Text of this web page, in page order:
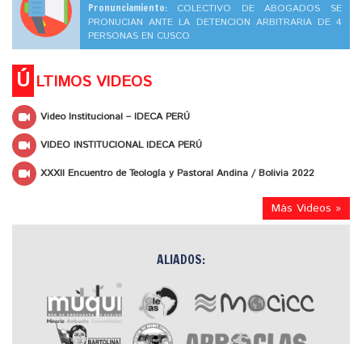
Pronunciamiento: COLECTIVO DE ABOGADOS SE
PRONUCIAN ANTE LA DETENCION ARBITRARIA DE 4
PERSONAS EN CUSCO
Ú LTIMOS VIDEOS
Video Institucional – IDECA PERÚ
VIDEO INSTITUCIONAL IDECA PERÚ
XXXII Encuentro de Teología y Pastoral Andina / Bolivia 2022
Más Videos »
ALIADOS: